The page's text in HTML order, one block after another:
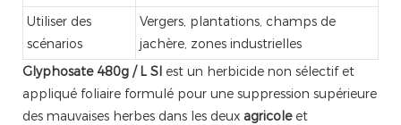
Utiliser des
scénarios
Vergers, plantations, champs de
jachère, zones industrielles
Glyphosate 480g / L Sl est un herbicide non sélectif et
appliqué foliaire formulé pour une suppression supérieure
des mauvaises herbes dans les deux agricole et